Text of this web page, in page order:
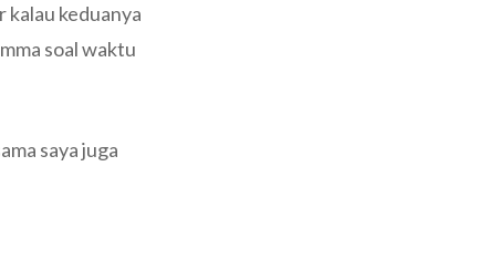
kalau keduanya
soal waktu
saya juga